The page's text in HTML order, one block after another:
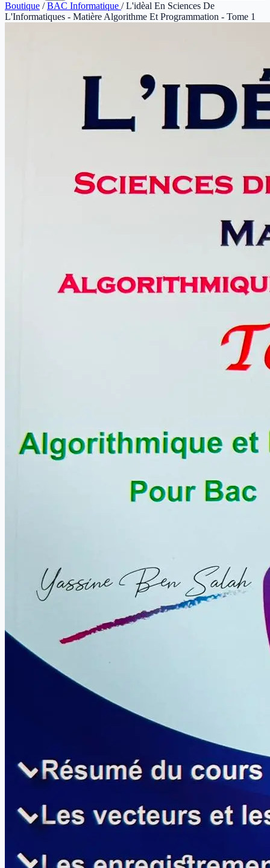
Boutique / BAC Informatique / L'idèal En Sciences De
L'Informatiques - Matière Algorithme Et Programmation - Tome 1